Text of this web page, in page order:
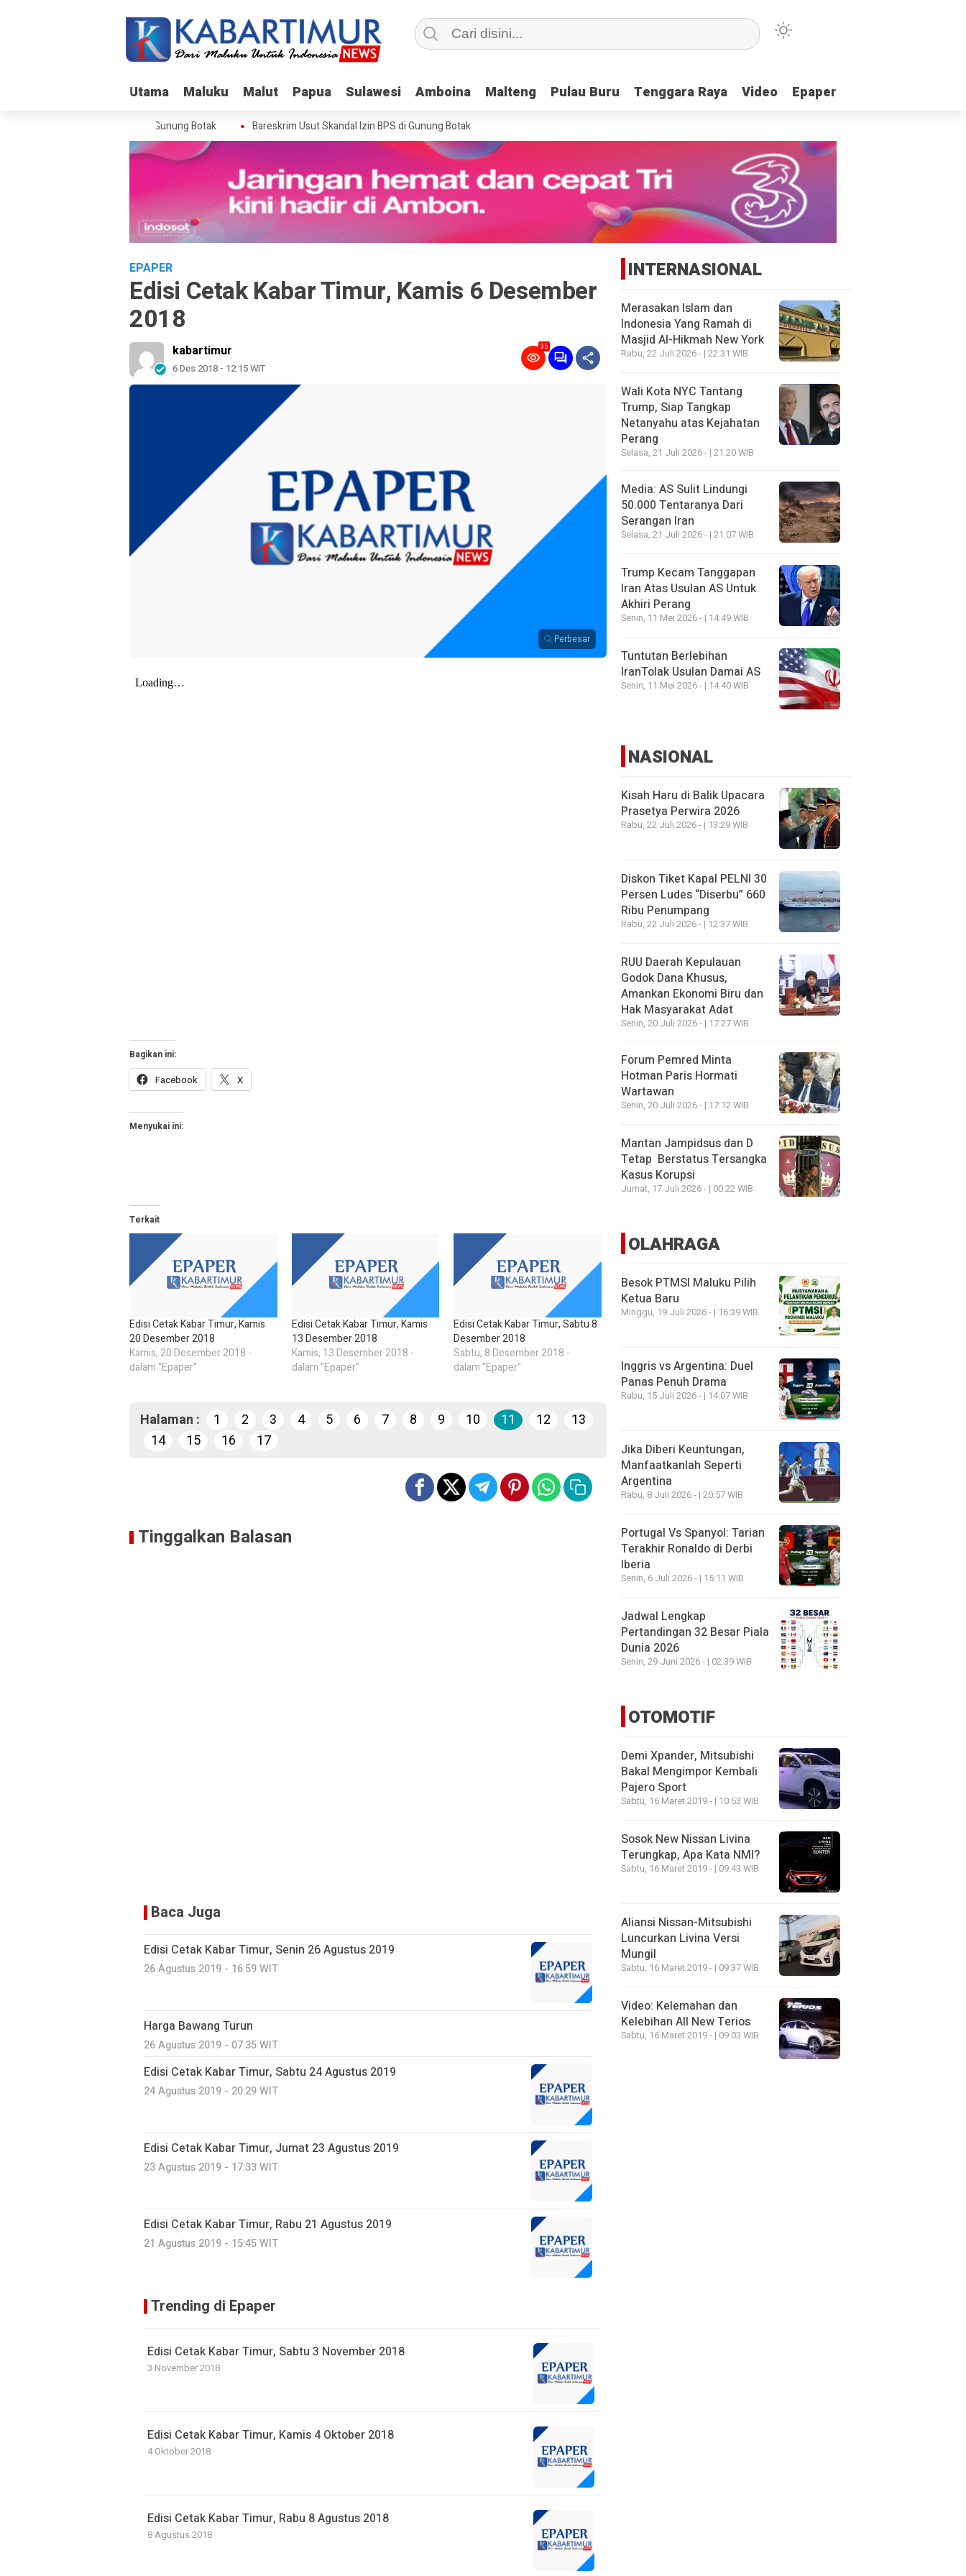
Utama Maluku Malut Papua Sulawesi Amboina Malteng Pulau Buru Tenggara Raya Video Epaper
Utama Maluku Malut Papua Sulawesi Amboina Malteng Pulau Buru Tenggara Raya Video Epaper
Usut Skandal Izin BPS di Gunung Botak Bareskrim Usut Skandal Izin BPS di Gunung Botak
EPAPER
Edisi Cetak Kabar Timur, Kamis 6 Desember
2018
kabartimur
6 Des 2018 - 12:15 WIT
35
Perbesar
Bagikan ini:
Facebook X
Menyukai ini:
Terkait
Edisi Cetak Kabar Timur, Kamis
20 Desember 2018
Kamis, 20 Desember 2018 -
dalam "Epaper"
Edisi Cetak Kabar Timur, Kamis
13 Desember 2018
Kamis, 13 Desember 2018 -
dalam "Epaper"
Edisi Cetak Kabar Timur, Sabtu 8
Desember 2018
Sabtu, 8 Desember 2018 -
dalam "Epaper"
Halaman : 1 2 3 4 5 6 7 8 9 10 11 12
13
14
15 16 17
Tinggalkan Balasan
Baca Juga
Edisi Cetak Kabar Timur, Senin 26 Agustus 2019
26 Agustus 2019 - 16:59 WIT
Harga Bawang Turun
26 Agustus 2019 - 07:35 WIT
Edisi Cetak Kabar Timur, Sabtu 24 Agustus 2019
24 Agustus 2019 - 20:29 WIT
Edisi Cetak Kabar Timur, Jumat 23 Agustus 2019
23 Agustus 2019 - 17:33 WIT
Edisi Cetak Kabar Timur, Rabu 21 Agustus 2019
21 Agustus 2019 - 15:45 WIT
Trending di Epaper
Edisi Cetak Kabar Timur, Sabtu 3 November 2018
3 November 2018
Edisi Cetak Kabar Timur, Kamis 4 Oktober 2018
4 Oktober 2018
Edisi Cetak Kabar Timur, Rabu 8 Agustus 2018
8 Agustus 2018
INTERNASIONAL
Merasakan Islam dan
Indonesia Yang Ramah di
Masjid Al-Hikmah New York
Rabu, 22 Juli 2026 - | 22:31 WIB
Wali Kota NYC Tantang
Trump, Siap Tangkap
Netanyahu atas Kejahatan
Perang
Selasa, 21 Juli 2026 - | 21:20 WIB
Media: AS Sulit Lindungi
50.000 Tentaranya Dari
Serangan Iran
Selasa, 21 Juli 2026 - | 21:07 WIB
Trump Kecam Tanggapan
Iran Atas Usulan AS Untuk
Akhiri Perang
Senin, 11 Mei 2026 - | 14:49 WIB
Tuntutan Berlebihan
IranTolak Usulan Damai AS
Senin, 11 Mei 2026 - | 14:40 WIB
NASIONAL
Kisah Haru di Balik Upacara
Prasetya Perwira 2026
Rabu, 22 Juli 2026 - | 13:29 WIB
Diskon Tiket Kapal PELNI 30
Persen Ludes “Diserbu” 660
Ribu Penumpang
Rabu, 22 Juli 2026 - | 12:37 WIB
RUU Daerah Kepulauan
Godok Dana Khusus,
Amankan Ekonomi Biru dan
Hak Masyarakat Adat
Senin, 20 Juli 2026 - | 17:27 WIB
Forum Pemred Minta
Hotman Paris Hormati
Wartawan
Senin, 20 Juli 2026 - | 17:12 WIB
Mantan Jampidsus dan D
Tetap Berstatus Tersangka
Kasus Korupsi
Jumat, 17 Juli 2026 - | 00:22 WIB
OLAHRAGA
Besok PTMSI Maluku Pilih
Ketua Baru
Minggu, 19 Juli 2026 - | 16:39 WIB
Inggris vs Argentina: Duel
Panas Penuh Drama
Rabu, 15 Juli 2026 - | 14:07 WIB
Jika Diberi Keuntungan,
Manfaatkanlah Seperti
Argentina
Rabu, 8 Juli 2026 - | 20:57 WIB
Portugal Vs Spanyol: Tarian
Terakhir Ronaldo di Derbi
Iberia
Senin, 6 Juli 2026 - | 15:11 WIB
Jadwal Lengkap
Pertandingan 32 Besar Piala
Dunia 2026
Senin, 29 Juni 2026 - | 02:39 WIB
OTOMOTIF
Demi Xpander, Mitsubishi
Bakal Mengimpor Kembali
Pajero Sport
Sabtu, 16 Maret 2019 - | 10:53 WIB
Sosok New Nissan Livina
Terungkap, Apa Kata NMI?
Sabtu, 16 Maret 2019 - | 09:43 WIB
Aliansi Nissan-Mitsubishi
Luncurkan Livina Versi
Mungil
Sabtu, 16 Maret 2019 - | 09:37 WIB
Video: Kelemahan dan
Kelebihan All New Terios
Sabtu, 16 Maret 2019 - | 09:03 WIB